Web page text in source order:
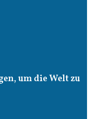
um die Welt zu